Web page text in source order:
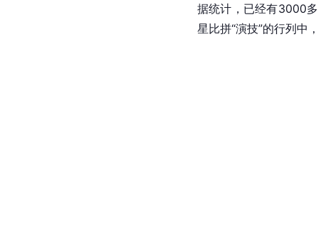
据统计，已经有3000
星比拼“演技”的行列中